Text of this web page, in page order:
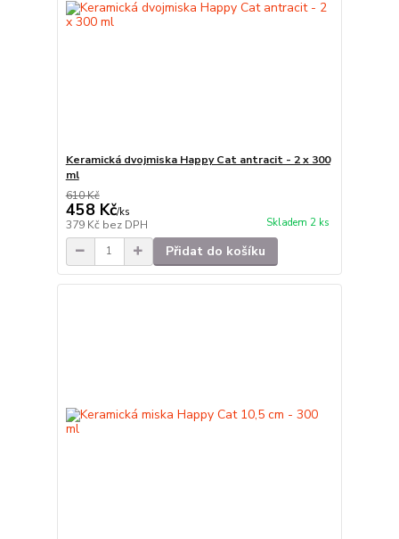
Keramická dvojmiska Happy Cat antracit - 2 x 300
ml
610 Kč
458 Kč/ks
379 Kč bez DPH Skladem 2 ks
Přidat do košíku